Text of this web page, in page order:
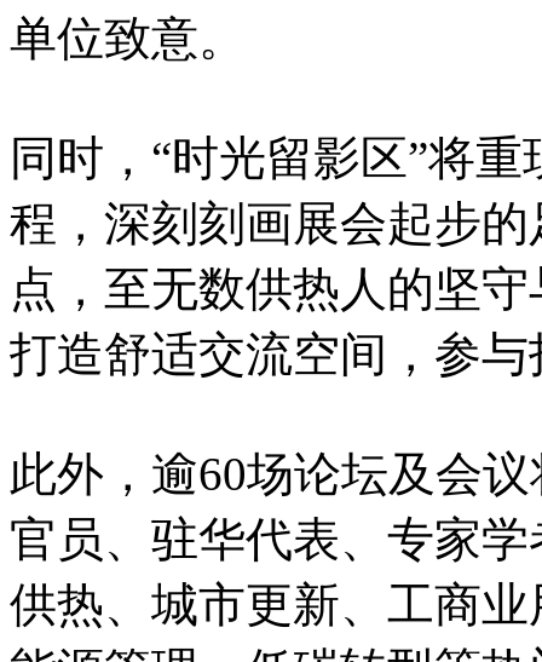
单位致意。
同时，“时光留影区”将
程，深刻刻画展会起步
点，至无数供热人的坚
打造舒适交流空间，参
此外，逾60场论坛及会
官员、驻华代表、专家
供热、城市更新、工商